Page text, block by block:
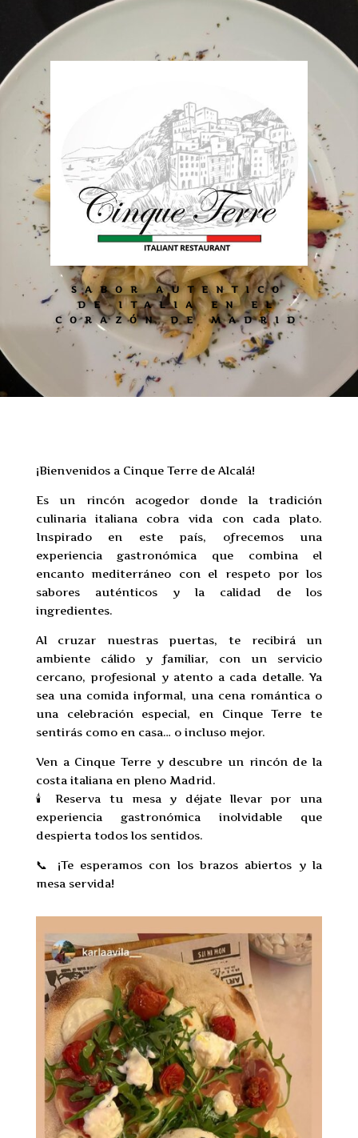
SABOR AUTENTICO
DE ITALIA EN EL
CORAZÓN DE MADRID
¡Bienvenidos a Cinque Terre de Alcalá!
Es un rincón acogedor donde la tradición
culinaria italiana cobra vida con cada plato.
Inspirado en este país, ofrecemos una
experiencia gastronómica que combina el
encanto mediterráneo con el respeto por los
sabores auténticos y la calidad de los
ingredientes.
Al cruzar nuestras puertas, te recibirá un
ambiente cálido y familiar, con un servicio
cercano, profesional y atento a cada detalle. Ya
sea una comida informal, una cena romántica o
una celebración especial, en Cinque Terre te
sentirás como en casa… o incluso mejor.
Ven a Cinque Terre y descubre un rincón de la
costa italiana en pleno Madrid.
🕯️ Reserva tu mesa y déjate llevar por una
experiencia gastronómica inolvidable que
despierta todos los sentidos.
📞 ¡Te esperamos con los brazos abiertos y la
mesa servida!